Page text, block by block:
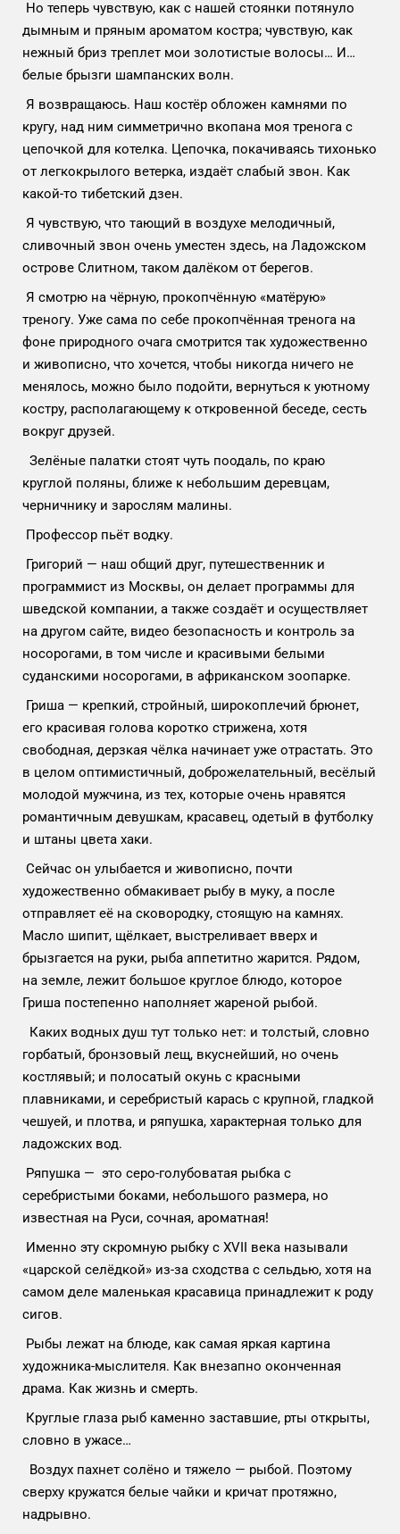
Но теперь чувствую, как с нашей стоянки потянуло
дымным и пряным ароматом костра; чувствую, как
нежный бриз треплет мои золотистые волосы… И…
белые брызги шампанских волн.
Я возвращаюсь. Наш костёр обложен камнями по
кругу, над ним симметрично вкопана моя тренога с
цепочкой для котелка. Цепочка, покачиваясь тихонько
от легкокрылого ветерка, издаёт слабый звон. Как
какой-то тибетский дзен.
Я чувствую, что тающий в воздухе мелодичный,
сливочный звон очень уместен здесь, на Ладожском
острове Слитном, таком далёком от берегов.
Я смотрю на чёрную, прокопчённую «матёрую»
треногу. Уже сама по себе прокопчённая тренога на
фоне природного очага смотрится так художественно
и живописно, что хочется, чтобы никогда ничего не
менялось, можно было подойти, вернуться к уютному
костру, располагающему к откровенной беседе, сесть
вокруг друзей.
Зелёные палатки стоят чуть поодаль, по краю
круглой поляны, ближе к небольшим деревцам,
черничнику и зарослям малины.
Профессор пьёт водку.
Григорий — наш общий друг, путешественник и
программист из Москвы, он делает программы для
шведской компании, а также создаёт и осуществляет
на другом сайте, видео безопасность и контроль за
носорогами, в том числе и красивыми белыми
суданскими носорогами, в африканском зоопарке.
Гриша — крепкий, стройный, широкоплечий брюнет,
его красивая голова коротко стрижена, хотя
свободная, дерзкая чёлка начинает уже отрастать. Это
в целом оптимистичный, доброжелательный, весёлый
молодой мужчина, из тех, которые очень нравятся
романтичным девушкам, красавец, одетый в футболку
и штаны цвета хаки.
Сейчас он улыбается и живописно, почти
художественно обмакивает рыбу в муку, а после
отправляет её на сковородку, стоящую на камнях.
Масло шипит, щёлкает, выстреливает вверх и
брызгается на руки, рыба аппетитно жарится. Рядом,
на земле, лежит большое круглое блюдо, которое
Гриша постепенно наполняет жареной рыбой.
Каких водных душ тут только нет: и толстый, словно
горбатый, бронзовый лещ, вкуснейший, но очень
костлявый; и полосатый окунь с красными
плавниками, и серебристый карась с крупной, гладкой
чешуей, и плотва, и ряпушка, характерная только для
ладожских вод.
Ряпушка — это серо-голубоватая рыбка с
серебристыми боками, небольшого размера, но
известная на Руси, сочная, ароматная!
Именно эту скромную рыбку с XVII века называли
«царской селёдкой» из-за сходства с сельдью, хотя на
самом деле маленькая красавица принадлежит к роду
сигов.
Рыбы лежат на блюде, как самая яркая картина
художника-мыслителя. Как внезапно оконченная
драма. Как жизнь и смерть.
Круглые глаза рыб каменно заставшие, рты открыты,
словно в ужасе…
Воздух пахнет солёно и тяжело — рыбой. Поэтому
сверху кружатся белые чайки и кричат протяжно,
надрывно.